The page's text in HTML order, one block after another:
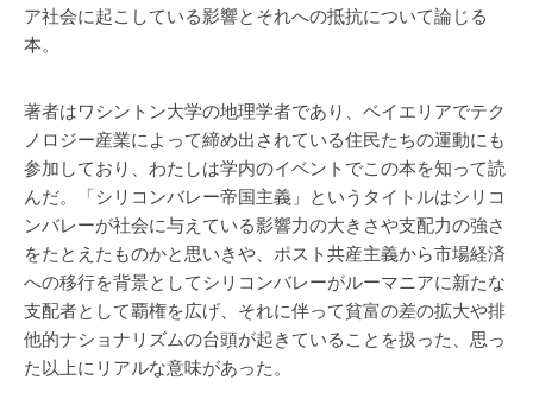
ア社会に起こしている影響とそれへの抵抗について論じる
本。
著者はワシントン大学の地理学者であり、ベイエリアでテク
ノロジー産業によって締め出されている住民たちの運動にも
参加しており、わたしは学内のイベントでこの本を知って読
んだ。「シリコンバレー帝国主義」というタイトルはシリコ
ンバレーが社会に与えている影響力の大きさや支配力の強さ
をたとえたものかと思いきや、ポスト共産主義から市場経済
への移行を背景としてシリコンバレーがルーマニアに新たな
支配者として覇権を広げ、それに伴って貧富の差の拡大や排
他的ナショナリズムの台頭が起きていることを扱った、思っ
た以上にリアルな意味があった。